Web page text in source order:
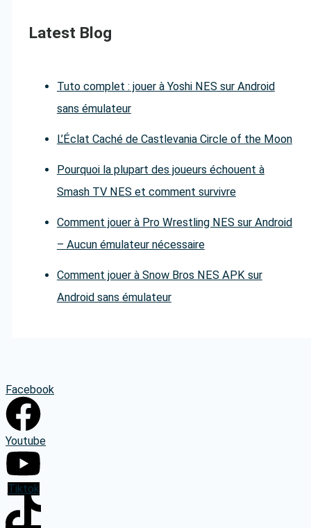
Latest Blog
Tuto complet : jouer à Yoshi NES sur Android
sans émulateur
L’Éclat Caché de Castlevania Circle of the Moon
Pourquoi la plupart des joueurs échouent à
Smash TV NES et comment survivre
Comment jouer à Pro Wrestling NES sur Android
– Aucun émulateur nécessaire
Comment jouer à Snow Bros NES APK sur
Android sans émulateur
Facebook
Youtube
Tiktok